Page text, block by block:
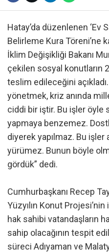
Hatay’da düzenlenen ‘Ev
Belirleme Kura Töreni’ne
İklim Değişikliği Bakanı
çekilen sosyal konutların
teslim edileceğini
yönetmek, kriz anında
ciddi bir iştir. Bu işler öyle
yapmaya benzemez.
diyerek yapılmaz. Bu
yürümez. Bunun böyle
gördük” dedi.
Cumhurbaşkanı Recep
Yüzyılın Konut
hak sahibi vatandaşların
sahip olacağının tespit
süreci Adıyaman ve